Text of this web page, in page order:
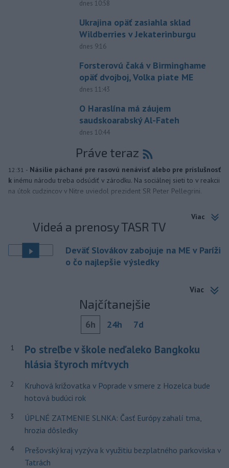
dnes 10:58
Ukrajina opäť zasiahla sklad
Wildberries v Jekaterinburgu
dnes 9:16
Forsterovú čaká v Birminghame
opäť dvojboj, Volka piate ME
dnes 11:43
O Haraslína má záujem
saudskoarabský Al-Fateh
dnes 10:44
Práve teraz
12:31 - Násilie páchané pre rasovú nenávisť alebo pre príslušnosť
k inému národu treba odsúdiť v zárodku. Na sociálnej sieti to v reakcii
na útok cudzincov v Nitre uviedol prezident SR Peter Pellegrini.
Viac
Videá a prenosy TASR TV
Deväť Slovákov zabojuje na ME v Paríži
o čo najlepšie výsledky
Viac
Najčítanejšie
6h 24h 7d
1
Po streľbe v škole neďaleko Bangkoku
hlásia štyroch mŕtvych
2
Kruhová križovatka v Poprade v smere z Hozelca bude
hotová budúci rok
3
ÚPLNÉ ZATMENIE SLNKA: Časť Európy zahalí tma,
hrozia dôsledky
4
Prešovský kraj vyzýva k využitiu bezplatného parkoviska v
Tatrách